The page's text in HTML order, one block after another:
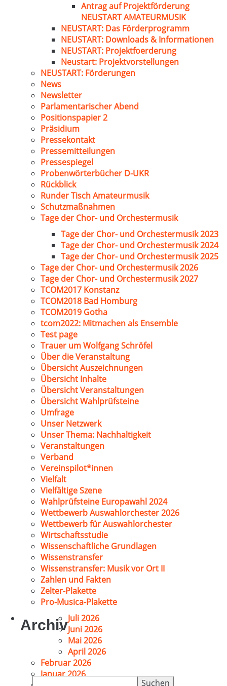
Antrag auf Projektförderung
NEUSTART AMATEURMUSIK
NEUSTART: Das Förderprogramm
NEUSTART: Downloads & Informationen
NEUSTART: Projektfoerderung
Neustart: Projektvorstellungen
NEUSTART: Förderungen
News
Newsletter
Parlamentarischer Abend
Positionspapier 2
Präsidium
Pressekontakt
Pressemitteilungen
Pressespiegel
Probenwörterbücher D-UKR
Rückblick
Runder Tisch Amateurmusik
Schutzmaßnahmen
Tage der Chor- und Orchestermusik
Tage der Chor- und Orchestermusik 2023
Tage der Chor- und Orchestermusik 2024
Tage der Chor- und Orchestermusik 2025
Tage der Chor- und Orchestermusik 2026
Tage der Chor- und Orchestermusik 2027
TCOM2017 Konstanz
TCOM2018 Bad Homburg
TCOM2019 Gotha
tcom2022: Mitmachen als Ensemble
Test page
Trauer um Wolfgang Schröfel
Über die Veranstaltung
Übersicht Auszeichnungen
Übersicht Inhalte
Übersicht Veranstaltungen
Übersicht Wahlprüfsteine
Umfrage
Unser Netzwerk
Unser Thema: Nachhaltigkeit
Veranstaltungen
Verband
Vereinspilot*innen
Vielfalt
Vielfältige Szene
Wahlprüfsteine Europawahl 2024
Wettbewerb Auswahlorchester 2026
Wettbewerb für Auswahlorchester
Wirtschaftsstudie
Wissenschaftliche Grundlagen
Wissenstransfer
Wissenstransfer: Musik vor Ort II
Zahlen und Fakten
Zelter-Plakette
Pro-Musica-Plakette
ArchivJuli 2026
Juni 2026
Mai 2026
April 2026
Februar 2026
Januar 2026